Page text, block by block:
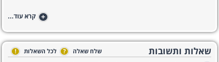
+ קרא עוד...
שאלות ותשובות לכל השאלות ! שלח שאלה ?